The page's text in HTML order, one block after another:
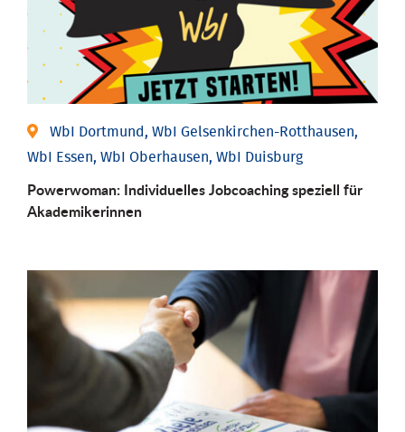
WbI Dortmund, WbI Gelsenkirchen-Rotthausen,
WbI Essen, WbI Oberhausen, WbI Duisburg
Powerwoman: Individu­elles Job­coaching speziell für
Aka­demiker­innen